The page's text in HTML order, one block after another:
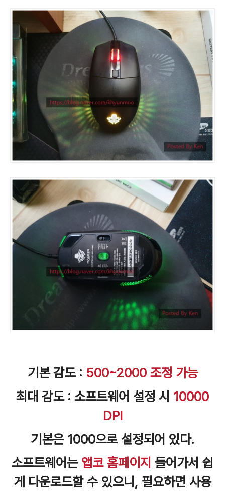
기본 감도 : 500~2000 조정 가능
최대 감도 : 소프트웨어 설정 시 10000
DPI
기본은 1000으로 설정되어 있다.
소프트웨어는 앱코 홈페이지 들어가서 쉽
게 다운로드할 수 있으니, 필요하면 사용